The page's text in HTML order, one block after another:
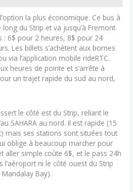
la plus économique. Ce bus à
du Strip et va jusqu’à Fremont
: 6$ pour 2 heures, 8$ pour 24
Les billets s’achètent aux bornes
via l’application mobile rideRTC.
heures de pointe et s’arrête à
un trajet rapide du sud au nord,
le côté est du Strip, reliant le
SAHARA au nord. Il est rapide (15
mais ses stations sont situées tout
oblige à beaucoup marcher pour
aller simple coûte 6$, et le pass 24h
l’aéroport ni le côté ouest du Strip
Bay).